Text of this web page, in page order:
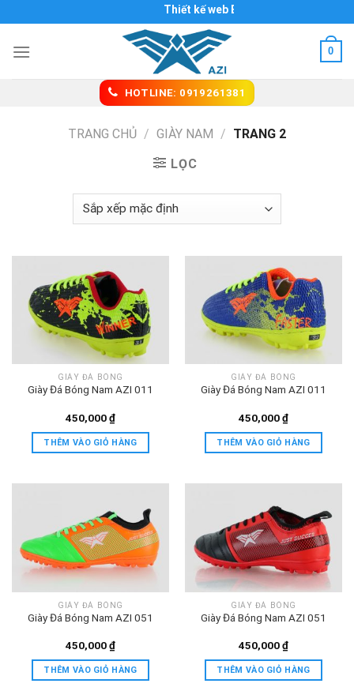
to
content
Thiết kế web Biên Hòa
0
HOTLINE: 0919261381
TRANG CHỦ / GIÀY NAM / TRANG 2
LỌC
GIÀY ĐÁ BÓNG
Giày Đá Bóng Nam AZI 011
450,000₫
THÊM VÀO GIỎ HÀNG
GIÀY ĐÁ BÓNG
Giày Đá Bóng Nam AZI 011
450,000₫
THÊM VÀO GIỎ HÀNG
GIÀY ĐÁ BÓNG
Giày Đá Bóng Nam AZI 051
450,000₫
THÊM VÀO GIỎ HÀNG
GIÀY ĐÁ BÓNG
Giày Đá Bóng Nam AZI 051
450,000₫
THÊM VÀO GIỎ HÀNG